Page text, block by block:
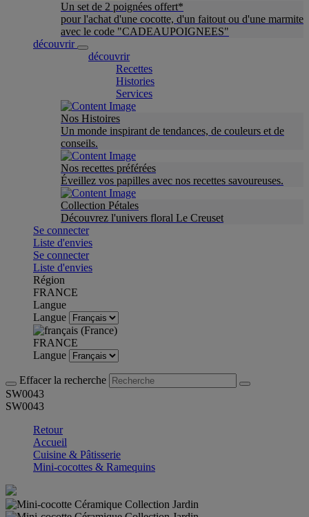
Un set de 2 poignées offert*
pour l'achat d'une cocotte, d'un faitout ou d'une marmite
avec le code "CADEAUPOIGNEES"
découvrir
découvrir
Recettes
Histories
Services
Nos Histoires
Un monde inspirant de tendances, de couleurs et de
conseils.
Nos recettes préférées
Éveillez vos papilles avec nos recettes savoureuses.
Collection Pétales
Découvrez l'univers floral Le Creuset
Se connecter
Liste d'envies
Se connecter
Liste d'envies
Région
FRANCE
Langue
Langue
FRANCE
Langue
Effacer la recherche
SW0043
SW0043
Retour
Accueil
Cuisine & Pâtisserie
Mini-cocottes & Ramequins